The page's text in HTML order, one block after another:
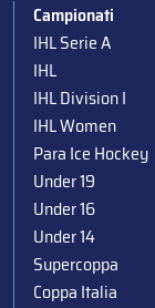
Campionati
IHL Serie A
IHL
IHL Division I
IHL Women
Para Ice Hockey
Under 19
Under 16
Under 14
Supercoppa
Coppa Italia